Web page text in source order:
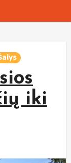
iki